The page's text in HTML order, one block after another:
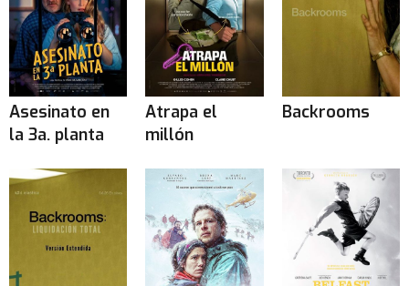
Asesinato en
la 3a. planta
Atrapa el
millón
Backrooms